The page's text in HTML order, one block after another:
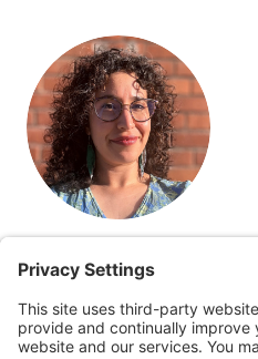
Melanie Kaplan
Melanie es originaria del
su licenciatura en Artes
en Fotografía en la